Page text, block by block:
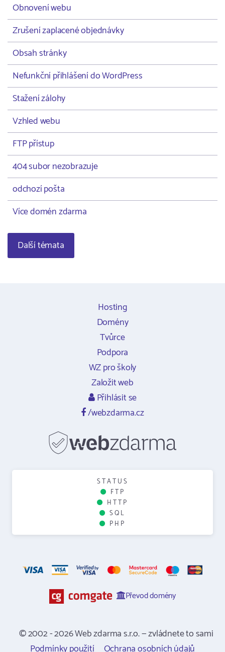
Obnovení webu
Zrušení zaplacené objednávky
Obsah stránky
Nefunkční přihlášení do WordPress
Stažení zálohy
Vzhled webu
FTP přístup
404 subor nezobrazuje
odchozí pošta
Více domén zdarma
Další témata
Hosting
Domény
Tvůrce
Podpora
WZ pro školy
Založit web
Přihlásit se
/webzdarma.cz
STATUS
FTP
HTTP
SQL
PHP
Převod domény
© 2002 - 2026 Web zdarma s.r.o. — zvládnete to sami